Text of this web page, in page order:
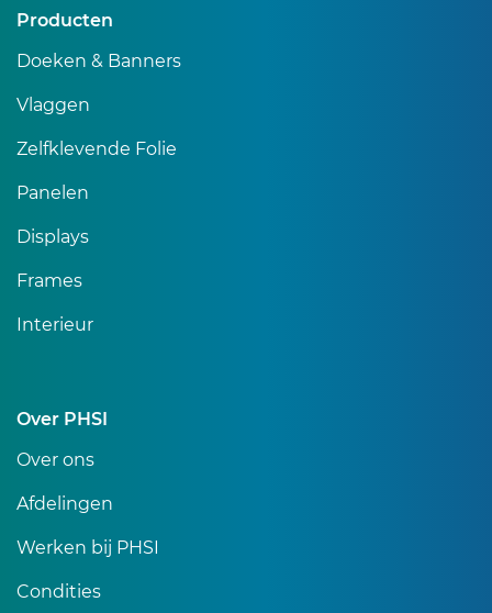
Producten
Doeken & Banners
Vlaggen
Zelfklevende Folie
Panelen
Displays
Frames
Interieur
Over PHSI
Over ons
Afdelingen
Werken bij PHSI
Condities